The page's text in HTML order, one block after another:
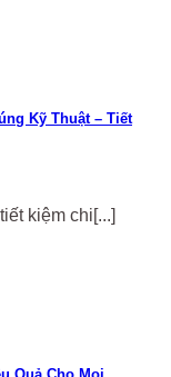
Kỹ Thuật – Tiết
kiệm chi[...]